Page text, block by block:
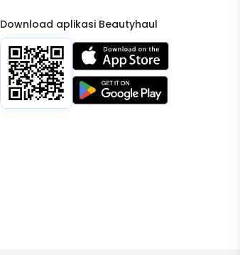
Download aplikasi Beautyhaul